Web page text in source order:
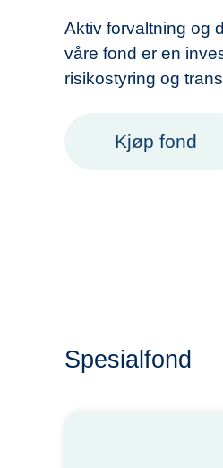
Aktiv forvaltning og
våre fond er en
risikostyring og
Kjøp fond
Spesialfond